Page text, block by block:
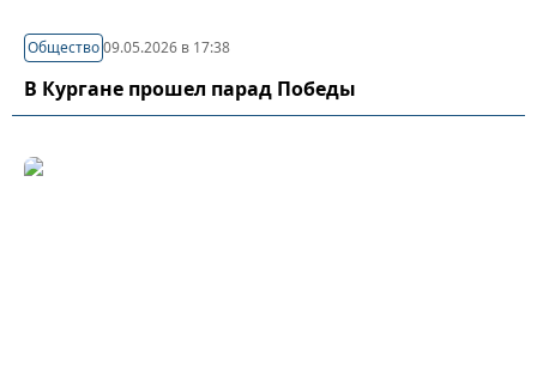
Общество09.05.2026 в 17:38
В Кургане прошел парад Победы